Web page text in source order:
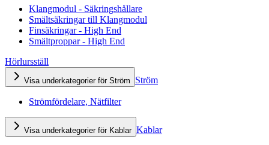
Klangmodul - Säkringshållare
Smältsäkringar till Klangmodul
Finsäkringar - High End
Smältproppar - High End
Hörlursställ
Visa underkategorier för Ström Ström
Strömfördelare, Nätfilter
Visa underkategorier för Kablar Kablar